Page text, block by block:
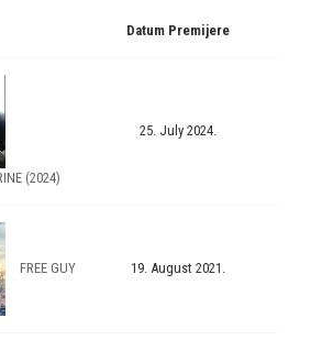
Datum Premijere
(2024)
25. July 2024.
FREE GUY 19. August 2021.